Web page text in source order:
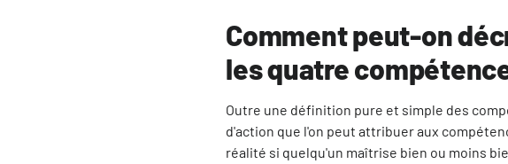
Comment peut-on
les quatre
Outre une définition pure et simple des
d'action que l'on peut attribuer aux
réalité si quelqu'un maîtrise bien ou moins